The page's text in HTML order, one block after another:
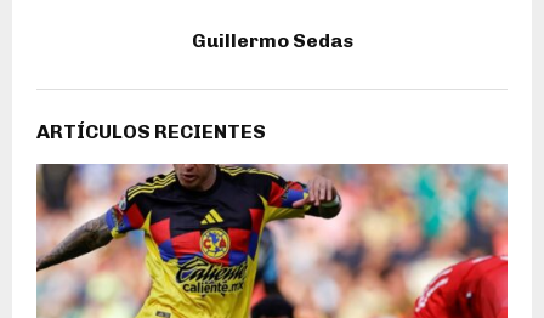
Guillermo Sedas
ARTÍCULOS RECIENTES